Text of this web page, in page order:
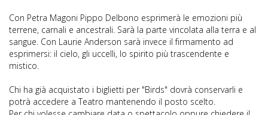
Con Petra Magoni Pippo Delbono esprimerà le emozioni più
terrene, carnali e ancestrali. Sarà la parte vincolata alla terra e al
sangue. Con Laurie Anderson sarà invece il firmamento ad
esprimersi: il cielo, gli uccelli, lo spirito più trascendente e
mistico.
Chi ha già acquistato i biglietti per "Birds" dovrà conservarli e
potrà accedere a Teatro mantenendo il posto scelto.